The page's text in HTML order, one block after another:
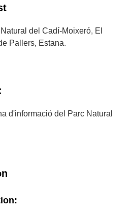
del Cadí-Moixeró, El
Pallers, Estana.
d'informació del Parc Natural